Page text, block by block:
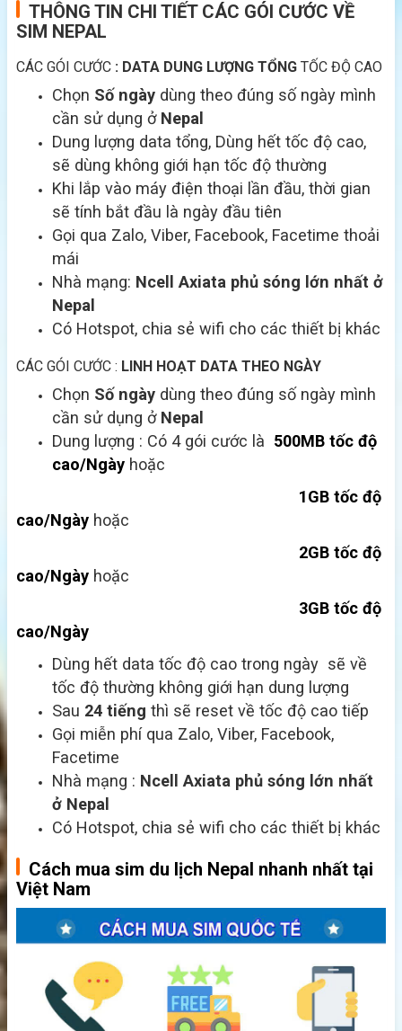
THÔNG TIN CHI TIẾT CÁC GÓI CƯỚC VỀ
SIM NEPAL
CÁC GÓI CƯỚC : DATA DUNG LƯỢNG TỔNG TỐC ĐỘ CAO
Chọn Số ngày dùng theo đúng số ngày mình
cần sử dụng ở Nepal
Dung lượng data tổng, Dùng hết tốc độ cao,
sẽ dùng không giới hạn tốc độ thường
Khi lắp vào máy điện thoại lần đầu, thời gian
sẽ tính bắt đầu là ngày đầu tiên
Gọi qua Zalo, Viber, Facebook, Facetime thoải
mái
Nhà mạng: Ncell Axiata phủ sóng lớn nhất ở
Nepal
Có Hotspot, chia sẻ wifi cho các thiết bị khác
CÁC GÓI CƯỚC : LINH HOẠT DATA THEO NGÀY
Chọn Số ngày dùng theo đúng số ngày mình
cần sử dụng ở Nepal
Dung lượng : Có 4 gói cước là 500MB tốc độ
cao/Ngày hoặc
1GB tốc độ
cao/Ngày hoặc
2GB tốc độ
cao/Ngày hoặc
3GB tốc độ
cao/Ngày
Dùng hết data tốc độ cao trong ngày sẽ về
tốc độ thường không giới hạn dung lượng
Sau 24 tiếng thì sẽ reset về tốc độ cao tiếp
Gọi miễn phí qua Zalo, Viber, Facebook,
Facetime
Nhà mạng : Ncell Axiata phủ sóng lớn nhất
ở Nepal
Có Hotspot, chia sẻ wifi cho các thiết bị khác
Cách mua sim du lịch Nepal nhanh nhất tại
Việt Nam